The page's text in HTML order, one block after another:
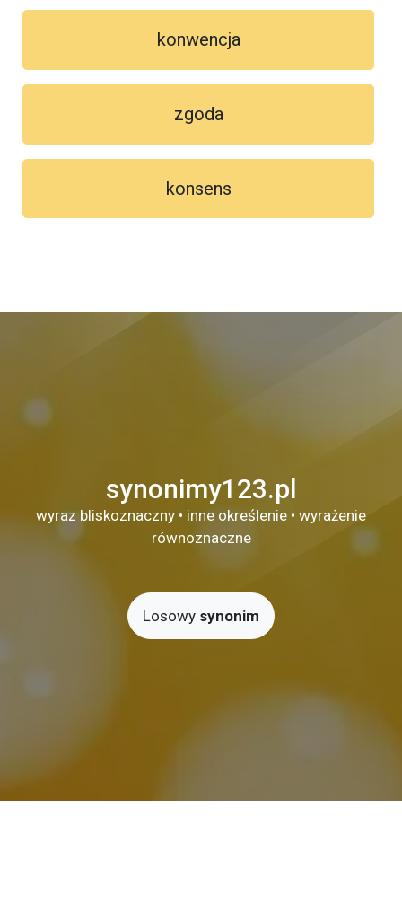
konwencja
zgoda
konsens
synonimy123.pl
wyraz bliskoznaczny • inne określenie • wyrażenie
równoznaczne
Losowy synonim